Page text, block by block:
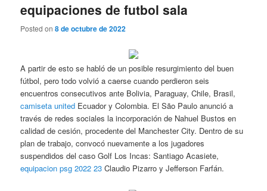
equipaciones de futbol sala
Posted on8 de octubre de 2022
A partir de esto se habló de un posible resurgimiento del buen
fútbol, pero todo volvió a caerse cuando perdieron seis
encuentros consecutivos ante Bolivia, Paraguay, Chile, Brasil,
camiseta united Ecuador y Colombia. El São Paulo anunció a
través de redes sociales la incorporación de Nahuel Bustos en
calidad de cesión, procedente del Manchester City. Dentro de su
plan de trabajo, convocó nuevamente a los jugadores
suspendidos del caso Golf Los Incas: Santiago Acasiete,
equipacion psg 2022 23 Claudio Pizarro y Jefferson Farfán.